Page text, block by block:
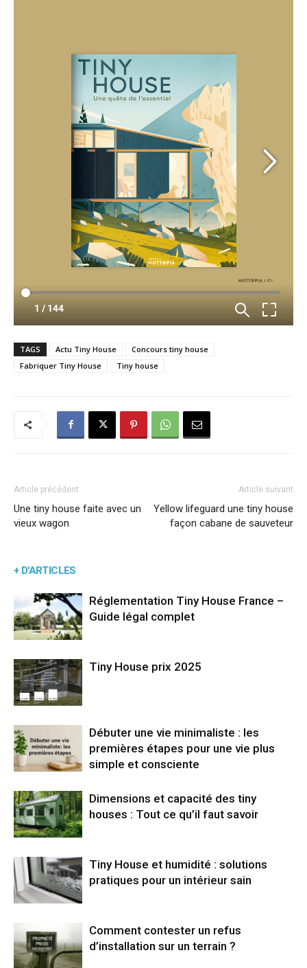
TAGS Actu Tiny House
Concours tiny house
Fabriquer Tiny House
Tiny house
Article précédent
Une tiny house faite avec un
vieux wagon
Article suivant
Yellow lifeguard une tiny house
façon cabane de sauveteur
+ D'ARTICLES
Réglementation Tiny House France –
Guide légal complet
Tiny House prix 2025
Débuter une vie minimaliste : les
premières étapes pour une vie plus
simple et consciente
Dimensions et capacité des tiny
houses : Tout ce qu’il faut savoir
Tiny House et humidité : solutions
pratiques pour un intérieur sain
Comment contester un refus
d’installation sur un terrain ?